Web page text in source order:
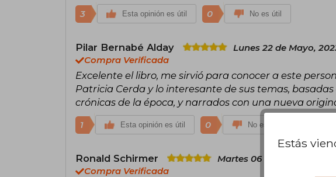
3 Esta opinión es útil 0 No es útil
Pilar Bernabé Alday
Lunes 22 de Mayo,
Compra Verificada
Excelente el libro, me sirvió para conocer a este
Patricia Cerda y lo interesante de sus temas,
crónicas de la época, y narrados con una nueva
1 Esta opinión es útil 0 No es útil
Ronald Schirmer
Martes 06 de Junio, 2023
Compra Verificada
Estás